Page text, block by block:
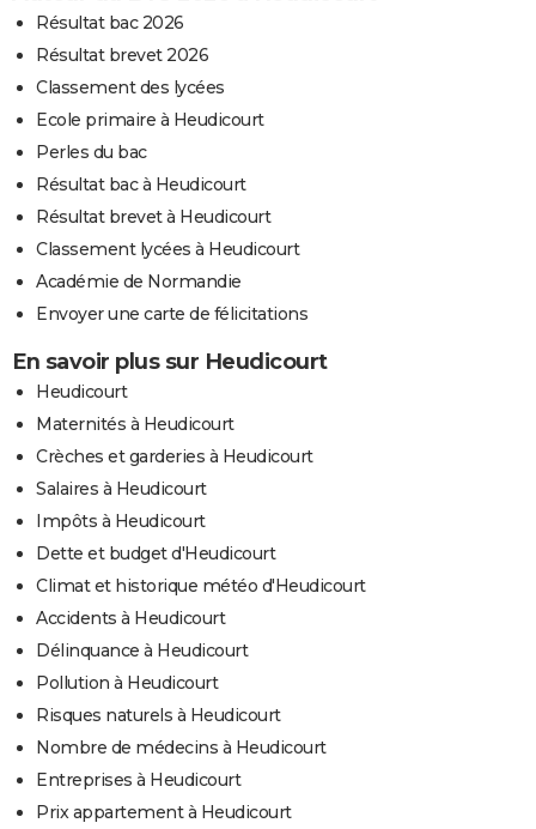
Résultat bac 2026
Résultat brevet 2026
Classement des lycées
Ecole primaire à Heudicourt
Perles du bac
Résultat bac à Heudicourt
Résultat brevet à Heudicourt
Classement lycées à Heudicourt
Académie de Normandie
Envoyer une carte de félicitations
En savoir plus sur Heudicourt
Heudicourt
Maternités à Heudicourt
Crèches et garderies à Heudicourt
Salaires à Heudicourt
Impôts à Heudicourt
Dette et budget d'Heudicourt
Climat et historique météo d'Heudicourt
Accidents à Heudicourt
Délinquance à Heudicourt
Pollution à Heudicourt
Risques naturels à Heudicourt
Nombre de médecins à Heudicourt
Entreprises à Heudicourt
Prix appartement à Heudicourt